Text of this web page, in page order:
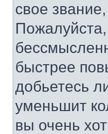
свое
быстрее
добьетесь
уменьшит
вы очень